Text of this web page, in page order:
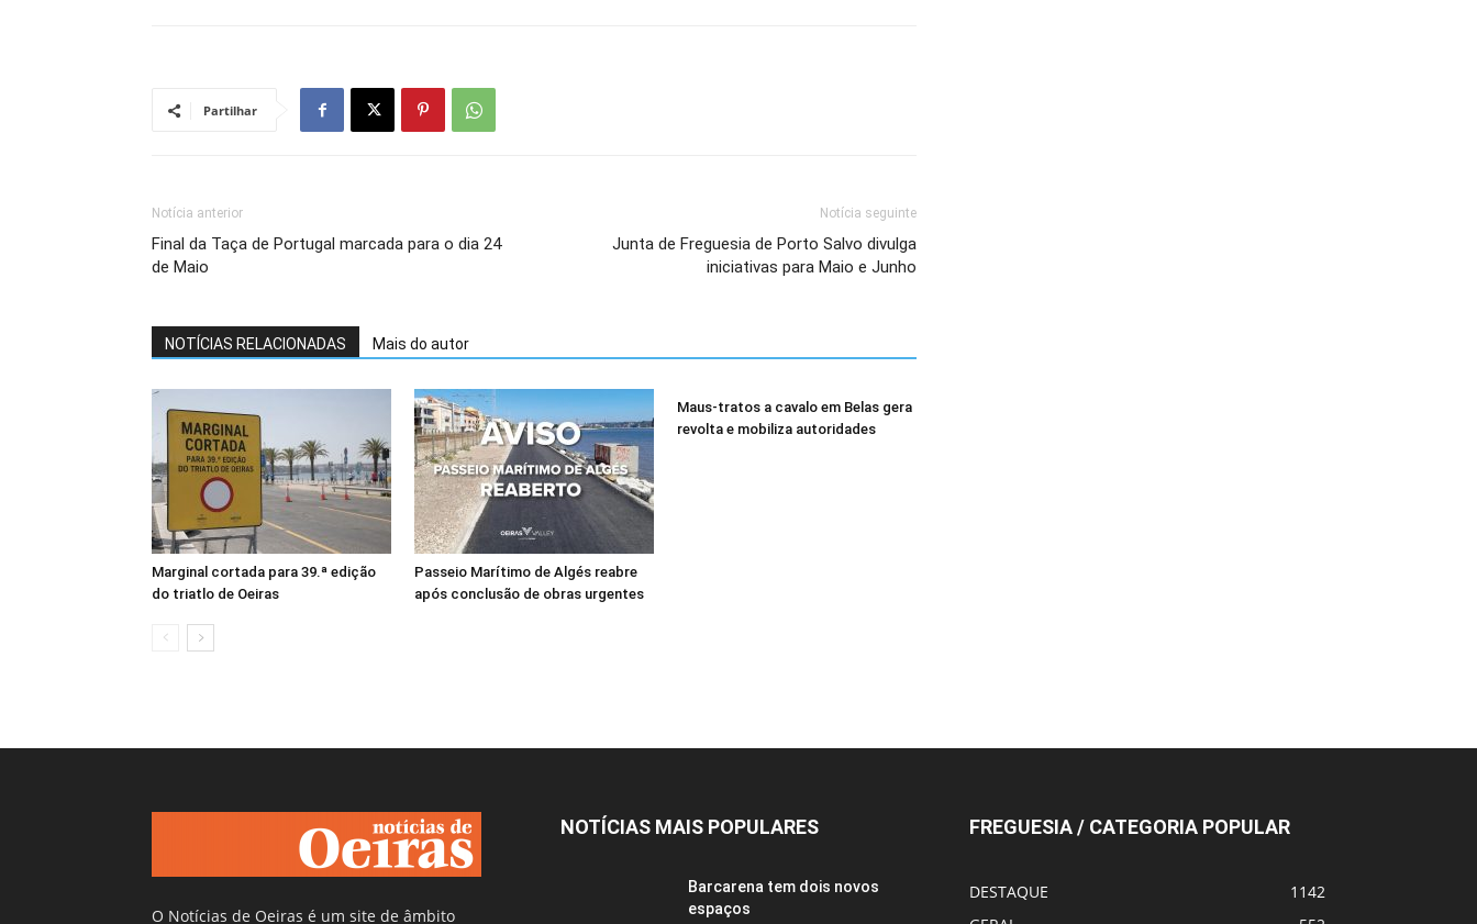
Partilhar
Notícia anterior
Final da Taça de Portugal marcada para o dia 24
de Maio
Notícia seguinte
Junta de Freguesia de Porto Salvo divulga
iniciativas para Maio e Junho
NOTÍCIAS RELACIONADAS Mais do autor
Marginal cortada para 39.ª edição
do triatlo de Oeiras
Passeio Marítimo de Algés reabre
após conclusão de obras urgentes
Maus-tratos a cavalo em Belas gera
revolta e mobiliza autoridades
O Notícias de Oeiras é um site de âmbito
NOTÍCIAS MAIS POPULARES
Barcarena tem dois novos
espaços
FREGUESIA / CATEGORIA POPULAR
DESTAQUE
1142